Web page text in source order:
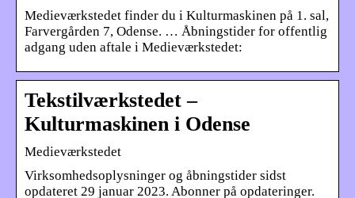
Medieværkstedet finder du i Kulturmaskinen på 1. sal,
Farvergården 7, Odense. … Åbningstider for offentlig
adgang uden aftale i Medieværkstedet:
Tekstilværkstedet –
Kulturmaskinen i Odense
Medieværkstedet
Virksomhedsoplysninger og åbningstider sidst
opdateret 29 januar 2023. Abonner på opdateringer.